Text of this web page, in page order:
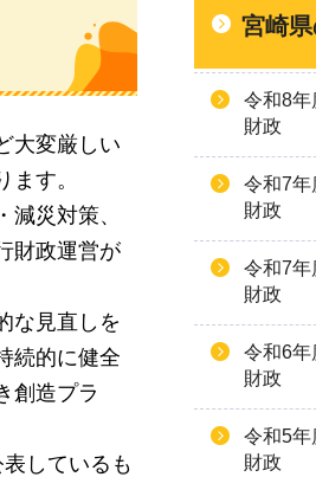
大変厳しい
す。
災対策、
財政運営が
な見直しを
続的に健全
創造プラ
しているも
宮崎
令和8年
財政
令和7年
財政
令和7年
財政
令和6年
財政
令和5年
財政